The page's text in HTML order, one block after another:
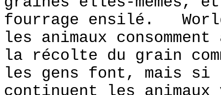
fourrage ensilé.
les animaux
la récolte du grain
les gens font, mais si